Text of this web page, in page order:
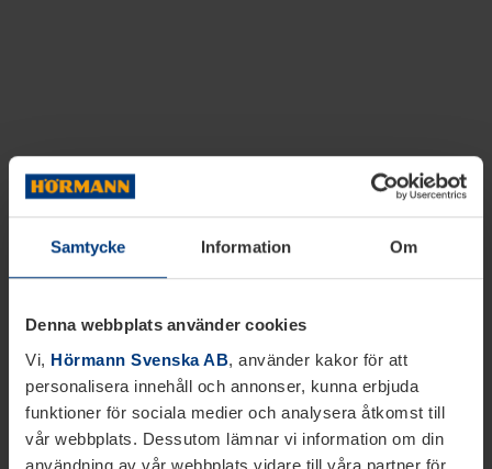
Samtycke Information Om
Denna webbplats använder cookies
Vi, Hörmann Svenska AB, använder kakor för att
personalisera innehåll och annonser, kunna erbjuda
funktioner för sociala medier och analysera åtkomst till
vår webbplats. Dessutom lämnar vi information om din
användning av vår webbplats vidare till våra partner för